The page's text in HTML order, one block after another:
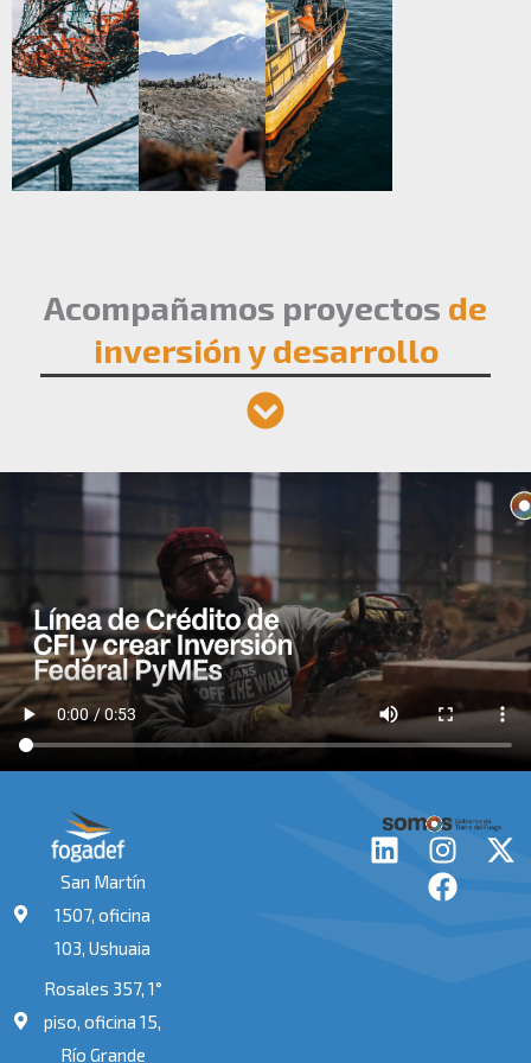
Acompañamos proyectos de
inversión y desarrollo
San Martín
1507, oficina
103, Ushuaia
Rosales 357, 1°
piso, oficina 15,
Río Grande
L
I
n
s
X
F
a
c